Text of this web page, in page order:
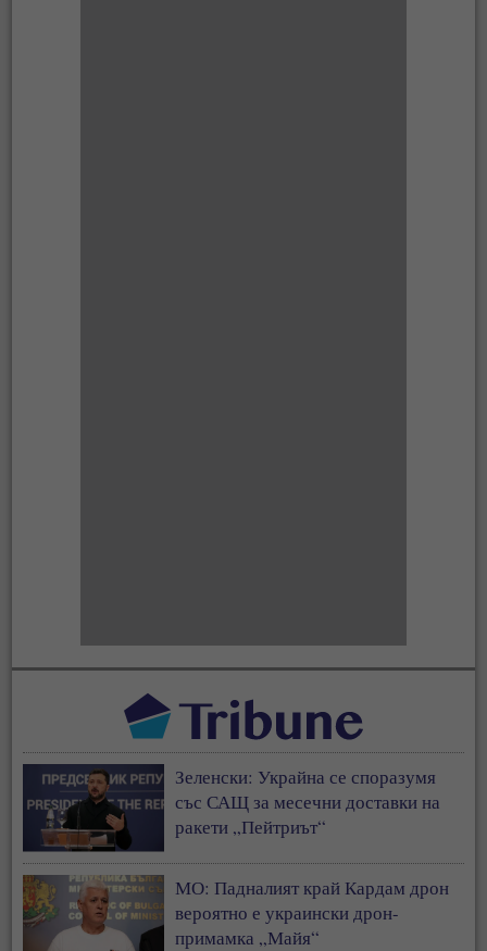
Зеленски: Украйна се споразумя
със САЩ за месечни доставки на
ракети „Пейтриът“
МО: Падналият край Кардам дрон
вероятно е украински дрон-
примамка „Майя“